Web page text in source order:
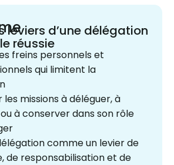
leviers d’une délégation
réussie
freins personnels et
qui limitent la
les missions à déléguer, à
à conserver dans son rôle
comme un levier de
de responsabilisation et de